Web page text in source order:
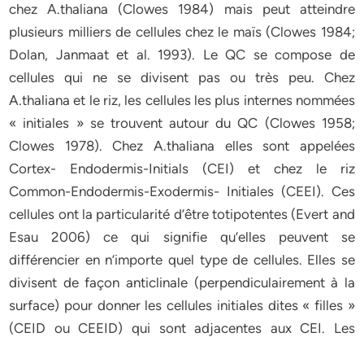
chez A.thaliana (Clowes 1984) mais peut atteindre
plusieurs milliers de cellules chez le maïs (Clowes 1984;
Dolan, Janmaat et al. 1993). Le QC se compose de
cellules qui ne se divisent pas ou très peu. Chez
A.thaliana et le riz, les cellules les plus internes nommées
« initiales » se trouvent autour du QC (Clowes 1958;
Clowes 1978). Chez A.thaliana elles sont appelées
Cortex- Endodermis-Initials (CEI) et chez le riz
Common-Endodermis-Exodermis- Initiales (CEEI). Ces
cellules ont la particularité d’être totipotentes (Evert and
Esau 2006) ce qui signifie qu’elles peuvent se
différencier en n’importe quel type de cellules. Elles se
divisent de façon anticlinale (perpendiculairement à la
surface) pour donner les cellules initiales dites « filles »
(CEID ou CEEID) qui sont adjacentes aux CEI. Les